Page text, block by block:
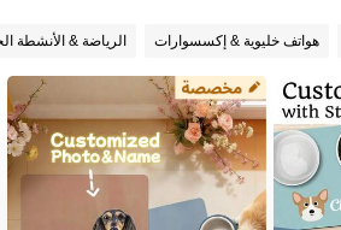
هواتف خليوية & إكسسوارات الرياضة & الأنشطة